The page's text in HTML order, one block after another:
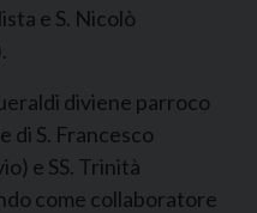
e S. Nicolò
diviene parroco
di S. Francesco
e SS. Trinità
come collaboratore